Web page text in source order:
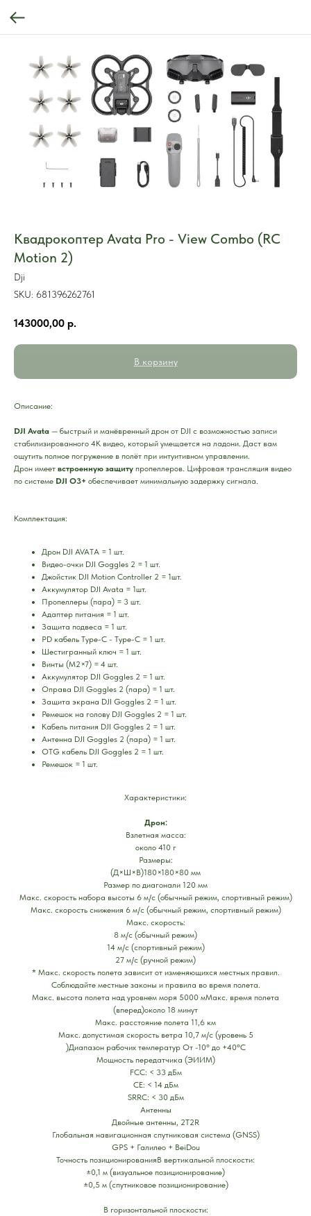
Квадрокоптер Avata Pro - View Combo (RC
Motion 2)
Dji
SKU: 681396262761
143000,00 р.
В корзину
Описание:
DJI Avata — быстрый и манёвренный дрон от DJI с возможностью записи
стабилизированного 4K видео, который умещается на ладони. Даст вам
ощутить полное погружение в полёт при интуитивном управлении.
Дрон имеет встроенную защиту пропеллеров. Цифровая трансляция видео
по системе DJI O3+ обеспечивает минимальную задержку сигнала.
Комплектация:
Дрон DJI AVATA = 1 шт.
Видео-очки DJI Goggles 2 = 1 шт.
Джойстик DJI Motion Controller 2 = 1шт.
Аккумулятор DJI Avata = 1шт.
Пропеллеры (пара) = 3 шт.
Адаптер питания = 1 шт.
Защита подвеса = 1 шт.
PD кабель Type-C - Type-C = 1 шт.
Шестигранный ключ = 1 шт.
Винты (M2×7) = 4 шт.
Аккумулятор DJI Goggles 2 = 1 шт.
Оправа DJI Goggles 2 (пара) = 1 шт.
Защита экрана DJI Goggles 2 = 1 шт.
Ремешок на голову DJI Goggles 2 = 1 шт.
Кабель питания DJI Goggles 2 = 1 шт.
Антенна DJI Goggles 2 (пара) = 1 шт.
OTG кабель DJI Goggles 2 = 1 шт.
Ремешок = 1 шт.
Характеристики:
Дрон:
Взлетная масса:
около 410 г
Размеры:
(Д×Ш×В)180×180×80 мм
Размер по диагонали 120 мм
Макс. скорость набора высоты 6 м/с (обычный режим, спортивный режим)
Макс. скорость снижения 6 м/с (обычный режим, спортивный режим)
Макс. скорость:
8 м/с (обычный режим)
14 м/с (спортивный режим)
27 м/с (ручной режим)
* Макс. скорость полета зависит от изменяющихся местных правил.
Соблюдайте местные законы и правила во время полета.
Макс. высота полета над уровнем моря 5000 мМакс. время полета
(вперед)около 18 минут
Макс. расстояние полета 11,6 км
Макс. допустимая скорость ветра 10,7 м/с (уровень 5
)Диапазон рабочих температур От -10° до +40°C
Мощность передатчика (ЭИИМ)
FCC: < 33 дБм
CE: < 14 дБм
SRRC: < 30 дБм
Антенны
Двойные антенны, 2T2R
Глобальная навигационная спутниковая система (GNSS)
GPS + Галилео + BeiDou
Точность позиционированияВ вертикальной плоскости:
±0,1 м (визуальное позиционирование)
±0,5 м (спутниковое позиционирование)
В горизонтальной плоскости: